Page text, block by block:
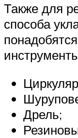
Также для
способа
Дрель;